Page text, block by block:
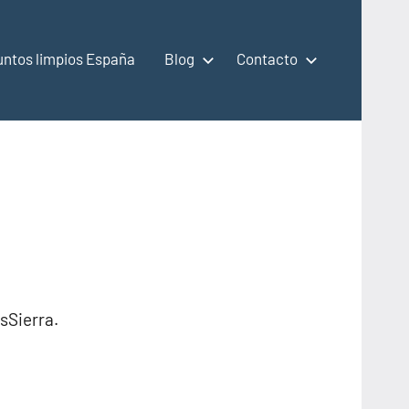
limpios España Blog Contacto